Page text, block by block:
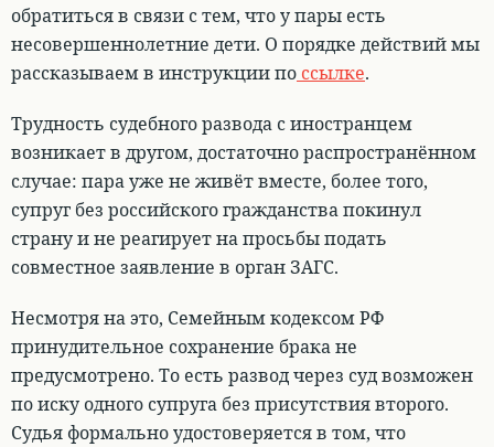
обратиться в связи с тем, что у пары есть
несовершеннолетние дети. О порядке действий мы
рассказываем в инструкции по ссылке.
Трудность судебного развода с иностранцем
возникает в другом, достаточно распространённом
случае: пара уже не живёт вместе, более того,
супруг без российского гражданства покинул
страну и не реагирует на просьбы подать
совместное заявление в орган ЗАГС.
Несмотря на это, Семейным кодексом РФ
принудительное сохранение брака не
предусмотрено. То есть развод через суд возможен
по иску одного супруга без присутствия второго.
Судья формально удостоверяется в том, что